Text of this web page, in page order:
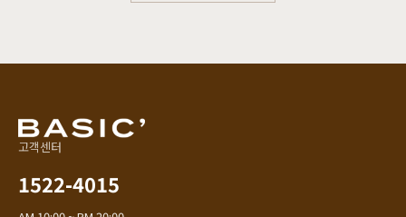
고객센터
1522-4015